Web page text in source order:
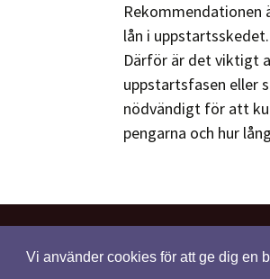
Vi använder cookies för att ge dig en
lån i
Därför är det viktigt
uppstartsfasen eller
nödvändigt för att
pengarna och hur